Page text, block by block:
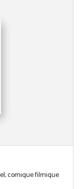
comique filmique